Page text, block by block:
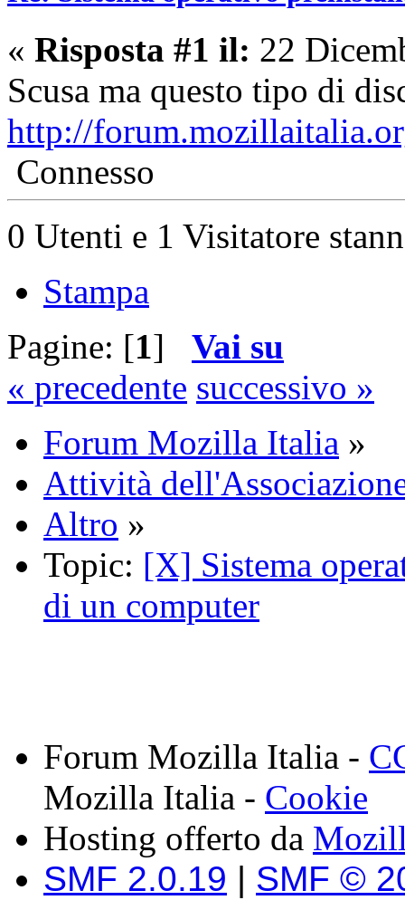
« Risposta #1 il: 22
Scusa ma questo tipo di
http://
Connesso
0 Utenti e 1 Visitatore
Stampa
Pagine: [1] Vai su
« precedente successivo »
Forum Mozilla Italia »
Attività
Altro »
Topic: [X] Sistema
di un computer
Forum Mozilla Italia -
Mozilla Italia - Cookie
Hosting offerto da
SMF 2.0.19 | SMF ©